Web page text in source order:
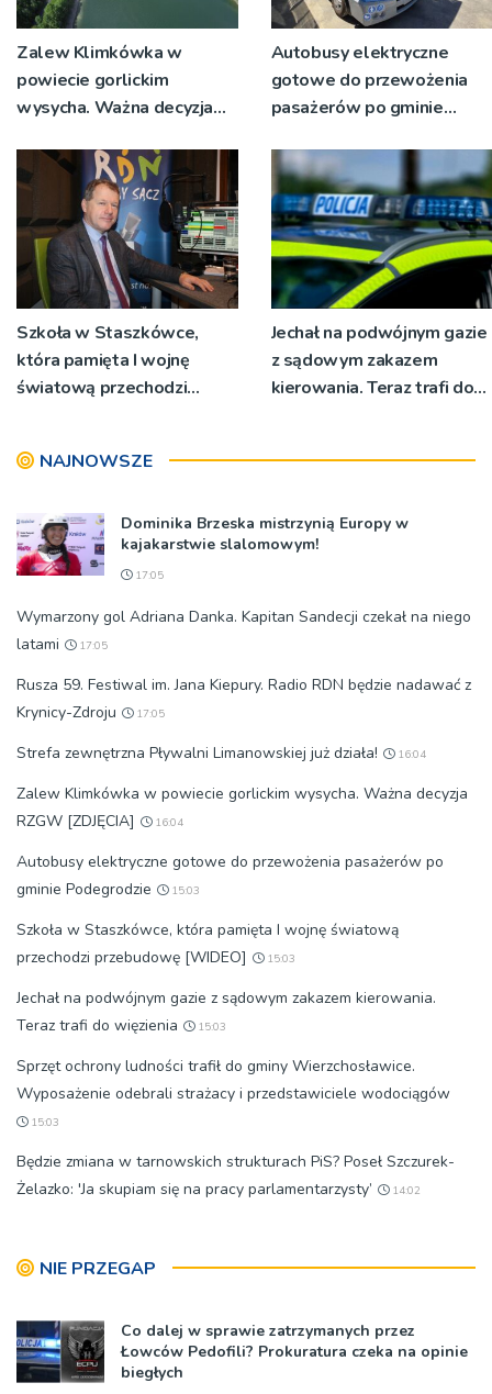
Zalew Klimkówka w
powiecie gorlickim
wysycha. Ważna decyzja
Autobusy elektryczne
gotowe do przewożenia
pasażerów po gminie
Szkoła w Staszkówce,
która pamięta I wojnę
światową przechodzi
Jechał na podwójnym gazie
z sądowym zakazem
kierowania. Teraz trafi do
NAJNOWSZE
Dominika Brzeska mistrzynią Europy w
kajakarstwie slalomowym!
17:05
Wymarzony gol Adriana Danka. Kapitan Sandecji czekał na niego
latami
17:05
Rusza 59. Festiwal im. Jana Kiepury. Radio RDN będzie nadawać z
Krynicy-Zdroju
17:05
Strefa zewnętrzna Pływalni Limanowskiej już działa! 16:04
Zalew Klimkówka w powiecie gorlickim wysycha. Ważna decyzja
RZGW [ZDJĘCIA]
16:04
Autobusy elektryczne gotowe do przewożenia pasażerów po
gminie Podegrodzie
15:03
Szkoła w Staszkówce, która pamięta I wojnę światową
przechodzi przebudowę [WIDEO]
15:03
Jechał na podwójnym gazie z sądowym zakazem kierowania.
Teraz trafi do więzienia
15:03
Sprzęt ochrony ludności trafił do gminy Wierzchosławice.
Wyposażenie odebrali strażacy i przedstawiciele wodociągów
15:03
Będzie zmiana w tarnowskich strukturach PiS? Poseł Szczurek-
Żelazko: 'Ja skupiam się na pracy parlamentarzysty’
14:02
NIE PRZEGAP
Co dalej w sprawie zatrzymanych przez
Łowców Pedofili? Prokuratura czeka na opinie
biegłych